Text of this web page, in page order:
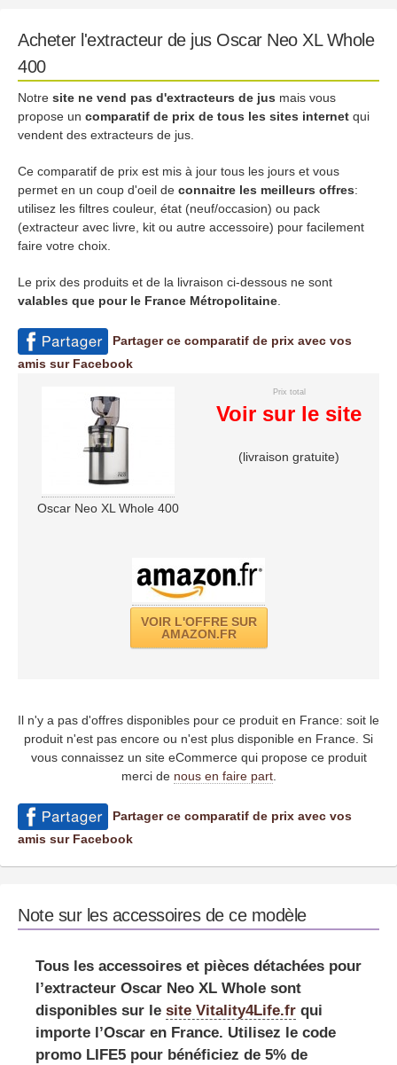
Acheter l'extracteur de jus Oscar Neo XL Whole
400
Notre site ne vend pas d'extracteurs de jus mais vous
propose un comparatif de prix de tous les sites internet qui
vendent des extracteurs de jus.
Ce comparatif de prix est mis à jour tous les jours et vous
permet en un coup d'oeil de connaitre les meilleurs offres:
utilisez les filtres couleur, état (neuf/occasion) ou pack
(extracteur avec livre, kit ou autre accessoire) pour facilement
faire votre choix.
Le prix des produits et de la livraison ci-dessous ne sont
valables que pour le France Métropolitaine
Partager ce comparatif de prix avec vos
amis sur Facebook
Oscar Neo XL Whole 400
Prix total
Voir sur le site
(livraison gratuite)
VOIR L'OFFRE SUR
AMAZON.FR
Il n'y a pas d'offres disponibles pour ce produit en France: soit le
produit n'est pas encore ou n'est plus disponible en France. Si
vous connaissez un site eCommerce qui propose ce produit
merci de nous en faire part.
Partager ce comparatif de prix avec vos
amis sur Facebook
Note sur les accessoires de ce modèle
Tous les accessoires et pièces détachées pour
l’extracteur Oscar Neo XL Whole sont
disponibles sur le site Vitality4Life.fr qui
importe l’Oscar en France. Utilisez le code
promo LIFE5 pour bénéficiez de 5% de